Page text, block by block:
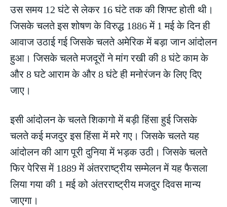
उस समय 12 घंटे से लेकर 16 घंटे तक की शिफ्ट होती थी।
जिसके चलते इस शोषण के विरुद्ध 1886 में 1 मई के दिन ही
आवाज उठाई गई जिसके चलते अमेरिक में बड़ा जान आंदोलन
हुआ। जिसके चलते मजदूरों ने मांग रखी की 8 घंटे काम के
और 8 घटे आराम के और 8 घंटे ही मनोरंजन के लिए दिए
जाए।
इसी आंदोलन के चलते शिकागो में बड़ी हिंसा हुई जिसके
चलते कई मजदुर इस हिंसा में मरे गए। जिसके चलते यह
आंदोलन की आग पूरी दुनिया में भड़क उठी। जिसके चलते
फिर पेरिस में 1889 में अंतरराष्ट्रीय सम्मेलन में यह फैसला
लिया गया की 1 मई को अंतरराष्ट्रीय मजदुर दिवस मान्य
जाएगा।